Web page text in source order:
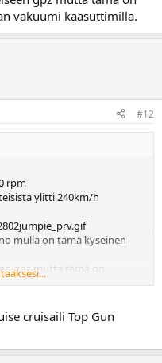
vakuumi kaasuttimilla.
#12
rpm
ylitti 240km/h
mulla on tämä kyseinen
gpz mutta tämä on
kaasuttimilla.
cruisaili Top Gun